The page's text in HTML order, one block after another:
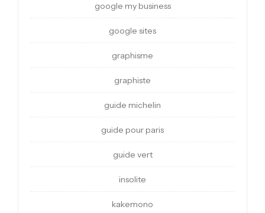
google my business
google sites
graphisme
graphiste
guide michelin
guide pour paris
guide vert
insolite
kakemono